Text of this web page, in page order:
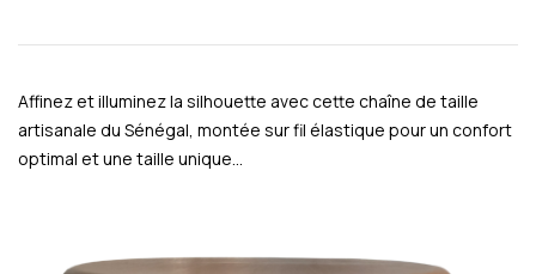
Affinez et illuminez la silhouette avec cette chaîne de taille
artisanale du Sénégal, montée sur fil élastique pour un confort
optimal et une taille unique…